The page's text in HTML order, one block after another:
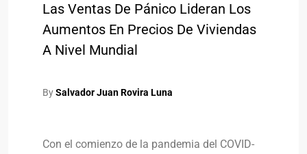
Las Ventas De Pánico Lideran Los
Aumentos En Precios De Viviendas
A Nivel Mundial
BySalvador Juan Rovira Luna
Con el comienzo de la pandemia del COVID-